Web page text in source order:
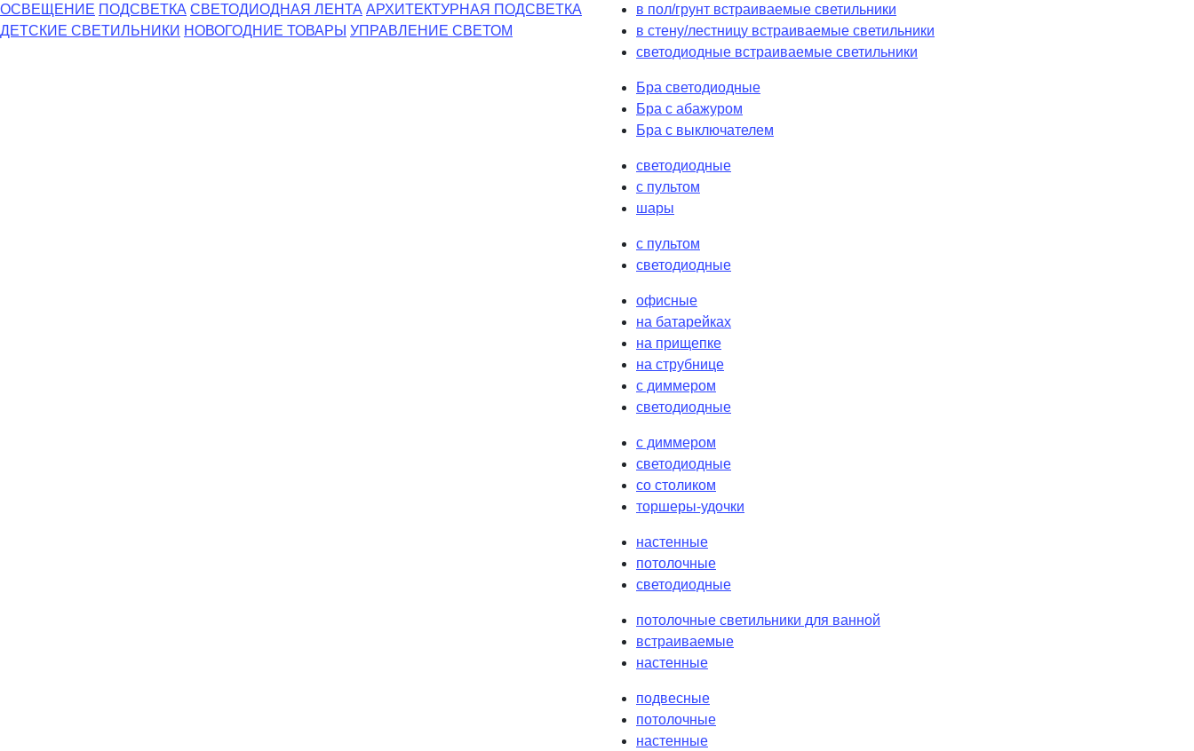
ОСВЕЩЕНИЕ ПОДСВЕТКА СВЕТОДИОДНАЯ ЛЕНТА АРХИТЕКТУРНАЯ ПОДСВЕТКА
ДЕТСКИЕ СВЕТИЛЬНИКИ НОВОГОДНИЕ ТОВАРЫ УПРАВЛЕНИЕ СВЕТОМ
в пол/грунт встраиваемые светильники
в стену/лестницу встраиваемые светильники
светодиодные встраиваемые светильники
Бра светодиодные
Бра с абажуром
Бра с выключателем
светодиодные
с пультом
шары
с пультом
светодиодные
офисные
на батарейках
на прищепке
на струбнице
с диммером
светодиодные
с диммером
светодиодные
со столиком
торшеры-удочки
настенные
потолочные
светодиодные
потолочные светильники для ванной
встраиваемые
настенные
подвесные
потолочные
настенные